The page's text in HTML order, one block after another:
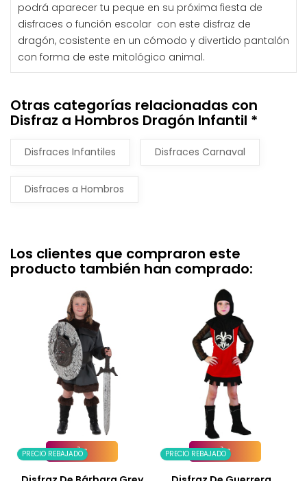
podrá aparecer tu peque en su próxima fiesta de
disfraces o función escolar con este disfraz de
dragón, cosistente en un cómodo y divertido pantalón
con forma de este mitológico animal.
Otras categorías relacionadas con
Disfraz a Hombros Dragón Infantil *
Disfraces Infantiles Disfraces Carnaval
Disfraces a Hombros
Los clientes que compraron este
producto también han comprado:
PRECIO REBAJADO
Añadir A La Cesta
PRECIO REBAJADO
Añadir A La Cesta